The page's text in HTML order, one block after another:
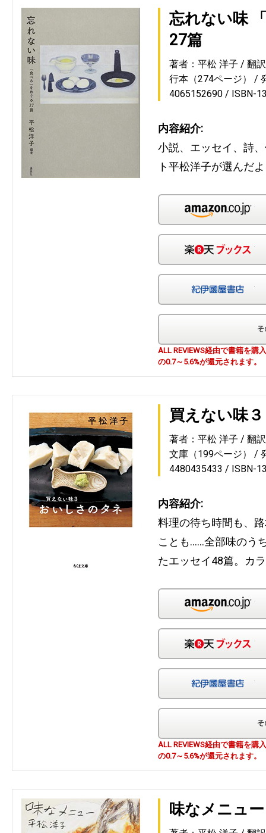
忘れない味
27篇
著者：平松 洋子
翻
行本（274ページ）
4065152690
ISBN-
内容紹介:
小説、エッセイ、詩
ト平松洋子が選んだ
ALL REVIEWS経由で書籍を購
の0.7～5.6%が還元されます。
買えない味
著者：平松 洋子
翻
文庫（199ページ）
4480435433
ISBN-
内容紹介:
料理の待ち時間も、
ことも……全部味のう
たエッセイ48篇。カ
ALL REVIEWS経由で書籍を購
の0.7～5.6%が還元されます。
味なメニュー